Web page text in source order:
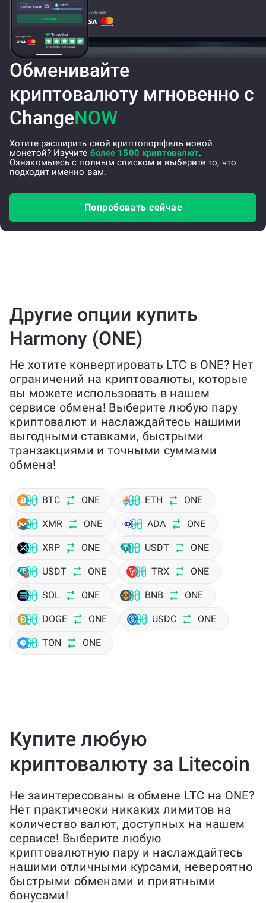
Обменивайте
криптовалюту мгновенно с
ChangeNOW
Хотите расширить свой криптопортфель новой
монетой? Изучите более 1500 криптовалют.
Ознакомьтесь с полным списком и выберите то, что
подходит именно вам.
Попробовать сейчас
Другие опции купить
Harmony (ONE)
Не хотите конвертировать LTC в ONE? Нет
ограничений на криптовалюты, которые
вы можете использовать в нашем
сервисе обмена! Выберите любую пару
криптовалют и наслаждайтесь нашими
выгодными ставками, быстрыми
транзакциями и точными суммами
обмена!
BTC ONE ETH ONE
XMR ONE ADA ONE
XRP ONE USDT ONE
USDT ONE TRX ONE
SOL ONE BNB ONE
DOGE ONE USDC ONE
TON ONE
Купите любую
криптовалюту за Litecoin
Не заинтересованы в обмене LTC на ONE?
Нет практически никаких лимитов на
количество валют, доступных на нашем
сервисе! Выберите любую
криптовалютную пару и наслаждайтесь
нашими отличными курсами, невероятно
быстрыми обменами и приятными
бонусами!